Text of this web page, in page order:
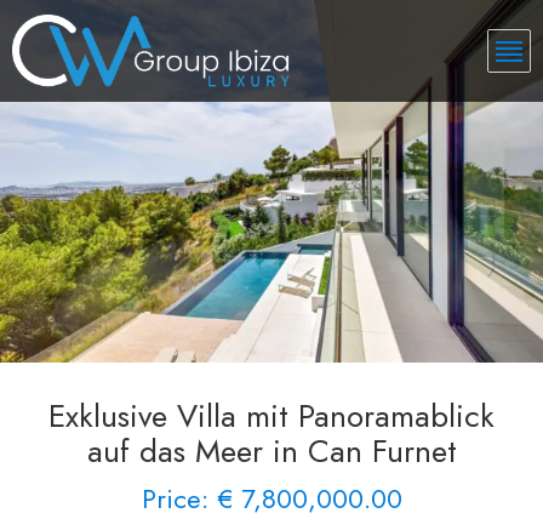
Exklusive Villa mit Panoramablick
auf das Meer in Can Furnet
Price: € 7,800,000.00